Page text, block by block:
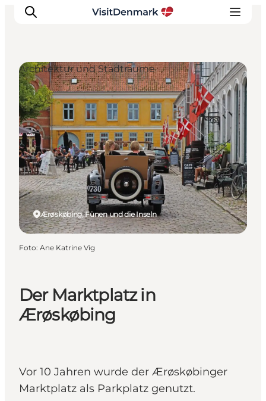
Inspiration
Regionen
Erlebnisse
Unterkünfte
Reiseplanung
Der Marktplatz in
Ærøskøbing
Vor 10 Jahren wurde der Ærøskøbinger
Marktplatz als Parkplatz genutzt.
Ærøskøbing, Fünen und die Inseln
Architektur und Stadträume
Foto: Ane Katrine Vig